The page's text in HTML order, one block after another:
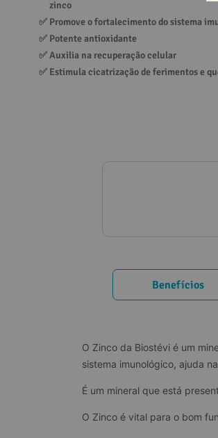
zinco
✅ Promove o fortalecimento do sistema
✅ Potente antioxidante
✅ Auxilia na recuperação celular
✅ Estimula cicatrização de ferimentos e
Benefícios
O Zinco da Biostévi é um
sistema imunológico, ajuda
É um mineral que está
O Zinco é vital para o bom